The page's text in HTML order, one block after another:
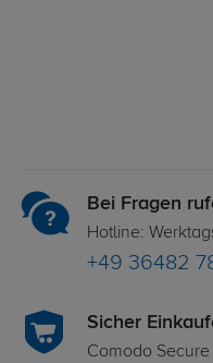
Bei Fragen
Hotline:
+49 36482
Sicher
Comodo Secure